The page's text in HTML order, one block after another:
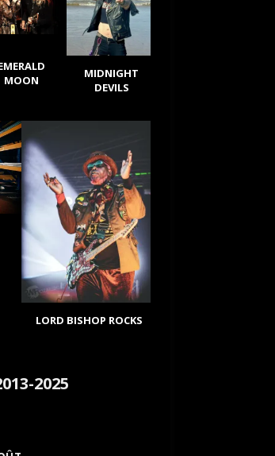
MOON
MIDNIGHT
DEVILS
LORD BISHOP ROCKS
2025